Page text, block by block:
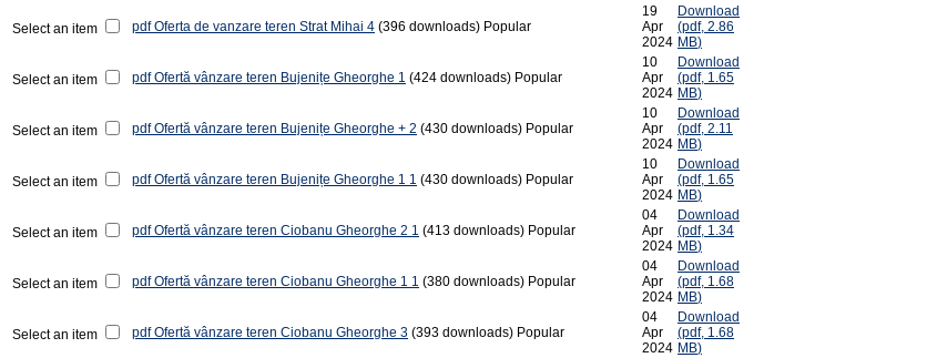
Select an item pdf Oferta de vanzare teren Strat Mihai 4 (396 downloads) Popular
19
Apr
2024
Download
(pdf, 2.86
MB)
Select an item pdf Ofertă vânzare teren Bujenițe Gheorghe 1 (424 downloads) Popular
10
Apr
2024
Download
(pdf, 1.65
MB)
Select an item pdf Ofertă vânzare teren Bujenițe Gheorghe + 2 (430 downloads) Popular
10
Apr
2024
Download
(pdf, 2.11
MB)
Select an item pdf Ofertă vânzare teren Bujenițe Gheorghe 1 1 (430 downloads) Popular
10
Apr
2024
Download
(pdf, 1.65
MB)
Select an item pdf Ofertă vânzare teren Ciobanu Gheorghe 2 1 (413 downloads) Popular
04
Apr
2024
Download
(pdf, 1.34
MB)
Select an item pdf Ofertă vânzare teren Ciobanu Gheorghe 1 1 (380 downloads) Popular
04
Apr
2024
Download
(pdf, 1.68
MB)
Select an item pdf Ofertă vânzare teren Ciobanu Gheorghe 3 (393 downloads) Popular
04
Apr
2024
Download
(pdf, 1.68
MB)